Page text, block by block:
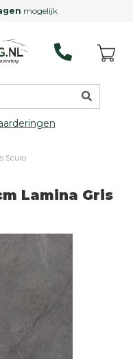
mogelijk
Scuro
Lamina Gris